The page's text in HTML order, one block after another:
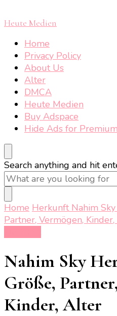
Heute Medien
Home
Privacy Policy
About Us
Alter
DMCA
Heute Medien
Buy Adspace
Hide Ads for
Looking
for
Something?
Search anything and hit
Home Herkunft Nahim
Partner, Vermögen,
Nahim Sky
Größe,
Kinder, Alter